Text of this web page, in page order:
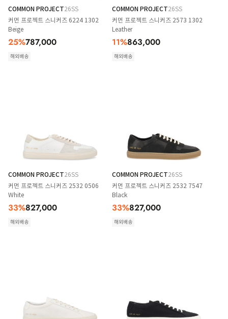
COMMON PROJECT26SS
커먼 프로젝트 스니커즈 6224 1302
Beige
25%787,000
해외배송
COMMON PROJECT26SS
커먼 프로젝트 스니커즈 2573 1302
Leather
11%863,000
해외배송
COMMON PROJECT26SS
커먼 프로젝트 스니커즈 2532 0506
White
33%827,000
해외배송
COMMON PROJECT26SS
커먼 프로젝트 스니커즈 2532 7547
Black
33%827,000
해외배송